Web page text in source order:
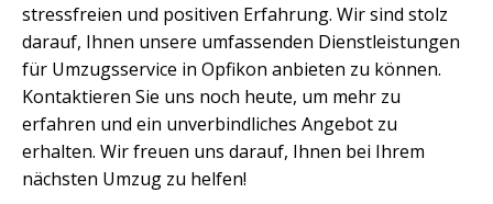
stressfreien und positiven Erfahrung. Wir sind stolz
darauf, Ihnen unsere umfassenden Dienstleistungen
für Umzugsservice in Opfikon anbieten zu können.
Kontaktieren Sie uns noch heute, um mehr zu
erfahren und ein unverbindliches Angebot zu
erhalten. Wir freuen uns darauf, Ihnen bei Ihrem
nächsten Umzug zu helfen!